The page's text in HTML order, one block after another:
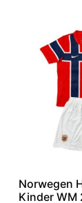
Norwegen
Kinder WM